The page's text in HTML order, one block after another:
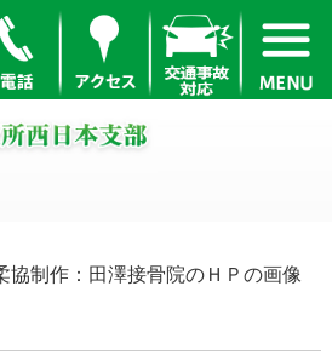
協制作：田澤接骨院のＨＰの画像